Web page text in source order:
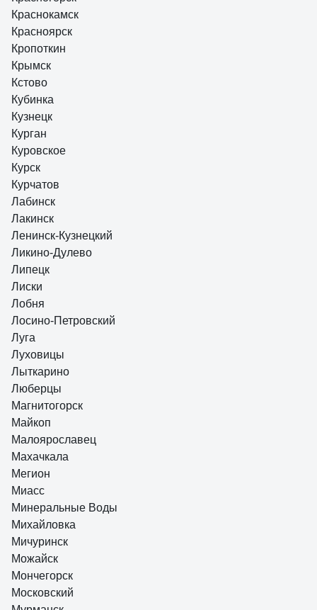
Краснокамск
Красноярск
Кропоткин
Крымск
Кстово
Кубинка
Кузнецк
Курган
Куровское
Курск
Курчатов
Лабинск
Лакинск
Ленинск-Кузнецкий
Ликино-Дулево
Липецк
Лиски
Лобня
Лосино-Петровский
Луга
Луховицы
Лыткарино
Люберцы
Магнитогорск
Майкоп
Малоярославец
Махачкала
Мегион
Миасс
Минеральные Воды
Михайловка
Мичуринск
Можайск
Мончегорск
Московский